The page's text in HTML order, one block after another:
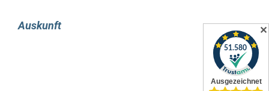
umzusteigen, die nun als fester bestandteil der
version enthalten, aber er wurde nicht einfach
ersatzlos gestrichen. stattdessen enthält die
Auskunft ✕